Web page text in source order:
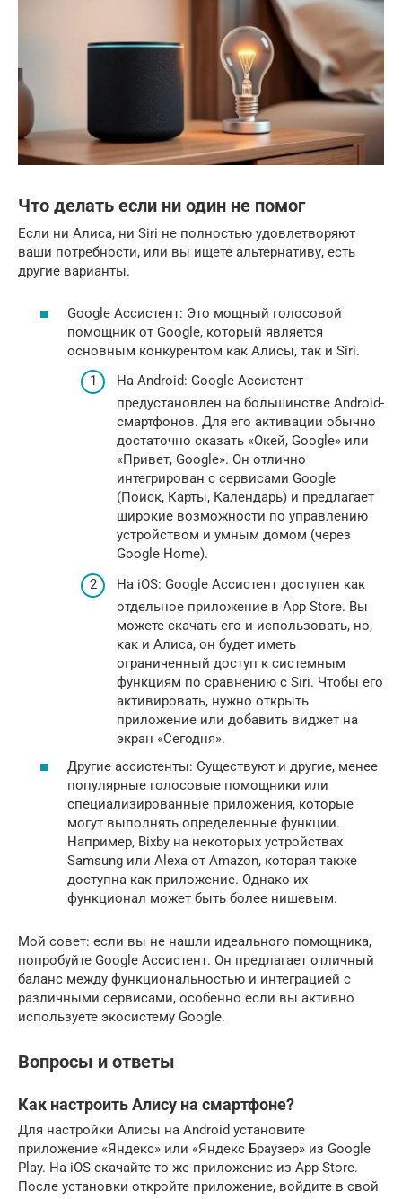
Что делать если ни один не помог
Если ни Алиса, ни Siri не полностью удовлетворяют
ваши потребности, или вы ищете альтернативу, есть
другие варианты.
Google Ассистент: Это мощный голосовой
помощник от Google, который является
основным конкурентом как Алисы, так и Siri.
На Android: Google Ассистент
предустановлен на большинстве Android-
смартфонов. Для его активации обычно
достаточно сказать «Окей, Google» или
«Привет, Google». Он отлично
интегрирован с сервисами Google
(Поиск, Карты, Календарь) и предлагает
широкие возможности по управлению
устройством и умным домом (через
Google Home).
На iOS: Google Ассистент доступен как
отдельное приложение в App Store. Вы
можете скачать его и использовать, но,
как и Алиса, он будет иметь
ограниченный доступ к системным
функциям по сравнению с Siri. Чтобы его
активировать, нужно открыть
приложение или добавить виджет на
экран «Сегодня».
Другие ассистенты: Существуют и другие, менее
популярные голосовые помощники или
специализированные приложения, которые
могут выполнять определенные функции.
Например, Bixby на некоторых устройствах
Samsung или Alexa от Amazon, которая также
доступна как приложение. Однако их
функционал может быть более нишевым.
Мой совет: если вы не нашли идеального помощника,
попробуйте Google Ассистент. Он предлагает отличный
баланс между функциональностью и интеграцией с
различными сервисами, особенно если вы активно
используете экосистему Google.
Вопросы и ответы
Как настроить Алису на смартфоне?
Для настройки Алисы на Android установите
приложение «Яндекс» или «Яндекс Браузер» из Google
Play. На iOS скачайте то же приложение из App Store.
После установки откройте приложение, войдите в свой